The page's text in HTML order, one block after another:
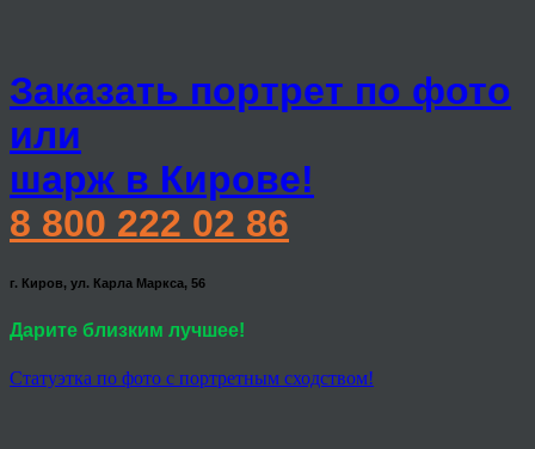
Заказать портрет по фото
или
шарж в Кирове!
8 800 222 02 86
г. Киров, ул. Карла Маркса, 56
Дарите близким лучшее!
Статуэтка по фото с портретным сходством!